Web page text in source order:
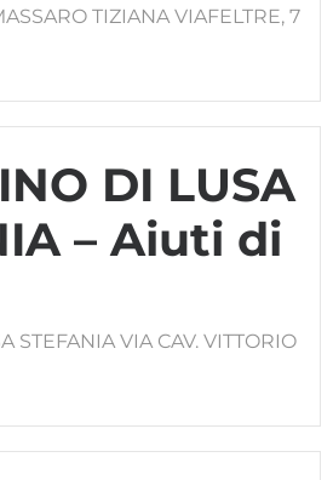
TIZIANA VIAFELTRE, 7
DI LUSA
– Aiuti di
STEFANIA VIA CAV. VITTORIO